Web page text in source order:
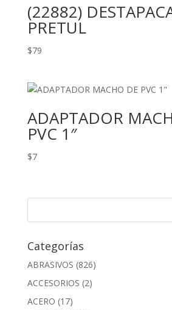
(22882)
PRETUL
$79
ADAPTADOR
PVC 1″
$7
Categorías
ABRASIVOS (826)
ACCESORIOS (2)
ACERO (17)